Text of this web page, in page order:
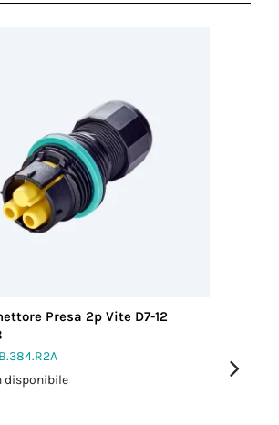
Presa 2p Vite D7-12
disponibile
Prezzo